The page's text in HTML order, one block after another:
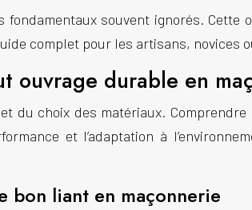
souvent ignorés.
complet pour les artisans, novices
ouvrage durable en
du choix des matériaux.
et l’adaptation à
bon liant en maçonnerie